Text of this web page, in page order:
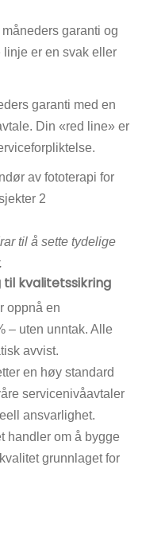
garanti og
er en svak eller
garanti med en
Din «red line» er
til å sette tydelige
til kvalitetssikring
oppnå en
– uten unntak. Alle
avvist.
en høy standard
servicenivåavtaler
ansvarlighet.
handler om å bygge
grunnlaget for